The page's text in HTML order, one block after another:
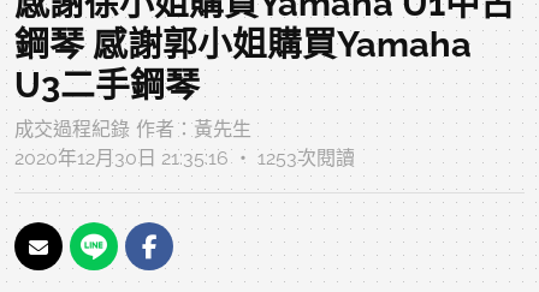
鋼琴 感謝郭小姐購買Yamaha
U3二手鋼琴
成交過程紀錄 作者：黃先生
2020年12月30日 21:35:16 ‧ 1253次閱讀